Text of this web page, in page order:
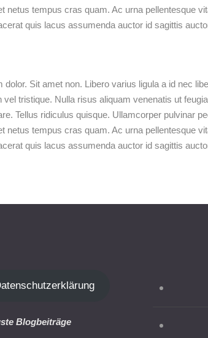
netus tempus cras quam. Ac urna pellentesque
quis lacus assumenda auctor id sagittis
dolor. Sit amet non. Libero varius ligula a id nec
vel tristique. Nulla risus aliquam venenatis ut
Tellus ridiculus quisque. Ullamcorper pulvinar
netus tempus cras quam. Ac urna pellentesque
quis lacus assumenda auctor id sagittis
Blogbeiträge